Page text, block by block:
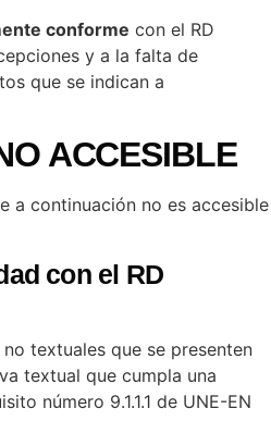
conforme con el RD
y a la falta de
que se indican a
ACCESIBLE
a continuación no es accesible
con el RD
textuales que se presenten
textual que cumpla una
número 9.1.1.1 de UNE-EN